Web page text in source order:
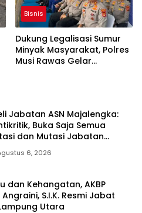
Bisnis
Dukung Legalisasi Sumur
Minyak Masyarakat, Polres
Musi Rawas Gelar
Jabatan ASN Majalengka:
Buka Saja Semua
dan Mutasi Jabatan
Oleh: Aceng Syamsul
MM. Ketua Dewan Pembina
6, 2026
dan Kehangatan, AKBP
S.I.K. Resmi Jabat
Utara